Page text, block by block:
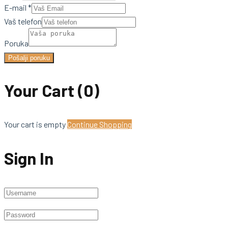
E-mail *
Vaš telefon
Poruka
Pošalji poruku
Your Cart (0)
Your cart is emptyContinue Shopping
Sign In